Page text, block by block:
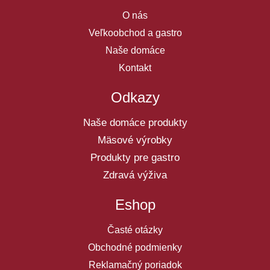
O nás
Veľkoobchod a gastro
Naše domáce
Kontakt
Odkazy
Naše domáce produkty
Mäsové výrobky
Produkty pre gastro
Zdravá výživa
Eshop
Časté otázky
Obchodné podmienky
Reklamačný poriadok